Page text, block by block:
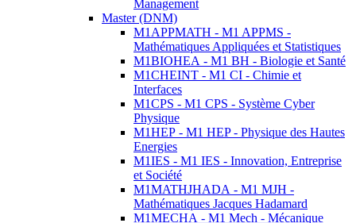
Management
Master (DNM)
M1APPMATH - M1 APPMS -
Mathématiques Appliquées et Statistiques
M1BIOHEA - M1 BH - Biologie et Santé
M1CHEINT - M1 CI - Chimie et
Interfaces
M1CPS - M1 CPS - Système Cyber
Physique
M1HEP - M1 HEP - Physique des Hautes
Energies
M1IES - M1 IES - Innovation, Entreprise
et Société
M1MATHJHADA - M1 MJH -
Mathématiques Jacques Hadamard
M1MECHA - M1 Mech - Mécanique